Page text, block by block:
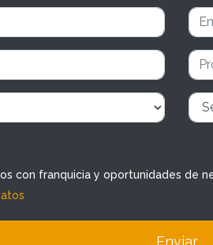
con franquicia y oportunidades de
Enviar